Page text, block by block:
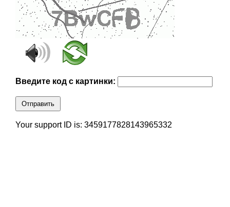
Введите код с картинки:
Отправить
Your support ID is: 3459177828143965332